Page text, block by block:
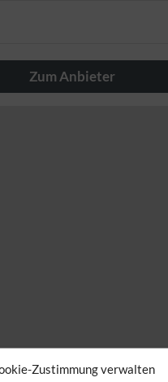
Zustimmung verwalten
Zum Anbieter